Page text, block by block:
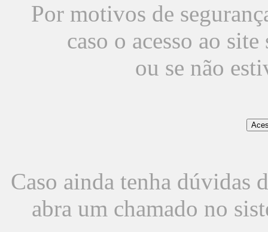
Por motivos de
caso o acesso ao
ou se não
Caso ainda tenha dúvidas
abra um chamado no